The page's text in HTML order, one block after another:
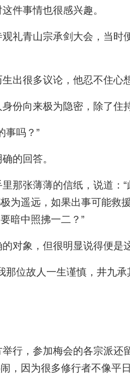
件事情也很感兴趣。
礼青山宗承剑大会，当时
出很多议论，他忍不住心
份向来极为隐密，除了住
事吗？”
的回答。
那张薄薄的信纸，说道：
为遥远，如果出事可能救
暗中照拂一二？”
对象，但很明显说得便是
位故人一生谨慎，井九承
行，参加梅会的各宗派还
，因为很多修行者不像平